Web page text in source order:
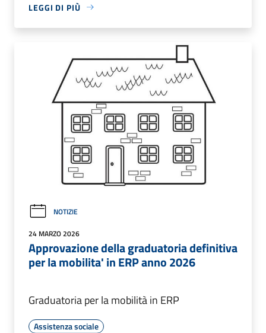
LEGGI DI PIÙ
NOTIZIE
24 MARZO 2026
Approvazione della graduatoria definitiva
per la mobilita' in ERP anno 2026
Graduatoria per la mobilità in ERP
Assistenza sociale